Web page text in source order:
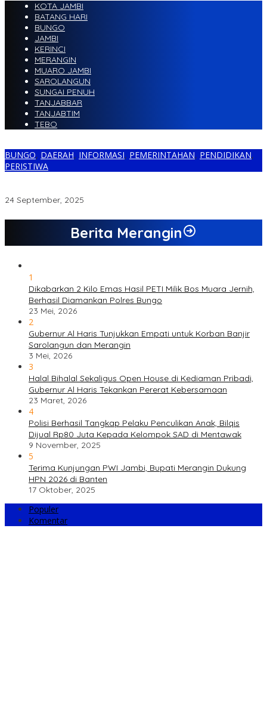
KOTA JAMBI
BATANG HARI
BUNGO
JAMBI
KERINCI
MERANGIN
MUARO JAMBI
SAROLANGUN
SUNGAI PENUH
TANJABBAR
TANJABTIM
TEBO
BUNGO, DAERAH, INFORMASI, PEMERINTAHAN, PENDIDIKAN,
PERISTIWA
24 September, 2025
Berita Merangin
1
Dikabarkan 2 Kilo Emas Hasil PETI Milik Bos Muara Jernih,
Berhasil Diamankan Polres Bungo
23 Mei, 2026
2
Gubernur Al Haris Tunjukkan Empati untuk Korban Banjir
Sarolangun dan Merangin
3 Mei, 2026
3
Halal Bihalal Sekaligus Open House di Kediaman Pribadi,
Gubernur Al Haris Tekankan Pererat Kebersamaan
23 Maret, 2026
4
Polisi Berhasil Tangkap Pelaku Penculikan Anak, Bilqis
Dijual Rp80 Juta Kepada Kelompok SAD di Mentawak
9 November, 2025
5
Terima Kunjungan PWI Jambi, Bupati Merangin Dukung
HPN 2026 di Banten
17 Oktober, 2025
Populer
Komentar